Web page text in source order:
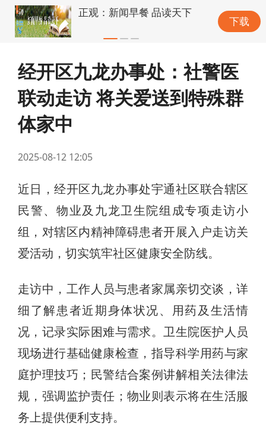
正观：新闻早餐 品读天下
下载
经开区九龙办事处：社警医
联动走访 将关爱送到特殊群
体家中
2025-08-12 12:05
近日，经开区九龙办事处宇通社区联合辖区
民警、物业及九龙卫生院组成专项走访小
组，对辖区内精神障碍患者开展入户走访关
爱活动，切实筑牢社区健康安全防线。
走访中，工作人员与患者家属亲切交谈，详
细了解患者近期身体状况、用药及生活情
况，记录实际困难与需求。卫生院医护人员
现场进行基础健康检查，指导科学用药与家
庭护理技巧；民警结合案例讲解相关法律法
规，强调监护责任；物业则表示将在生活服
务上提供便利支持。